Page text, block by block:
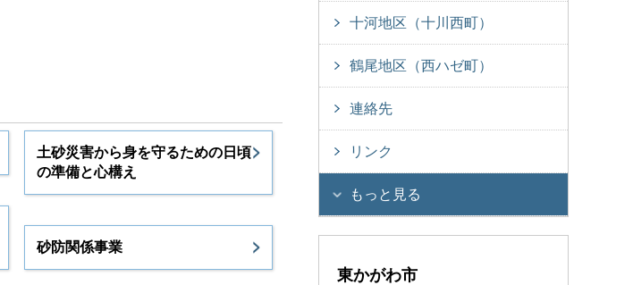
土砂災害から身を守るための日頃
の準備と心構え
砂防関係事業
十河地区（十川西町）
鶴尾地区（西ハゼ町）
連絡先
リンク
もっと見る
東かがわ市